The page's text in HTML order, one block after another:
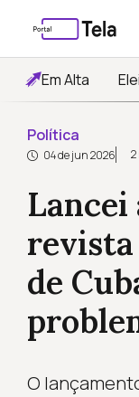
Em Alta
Política
04 de jun 2026
de
O